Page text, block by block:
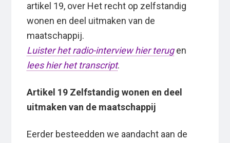
artikel 19, over Het recht op zelfstandig
wonen en deel uitmaken van de
maatschappij.
Luister het radio-interview hier terugen
lees hier het transcript.
Artikel 19 Zelfstandig wonen en deel
uitmaken van de maatschappij
Eerder besteedden we aandacht aan de